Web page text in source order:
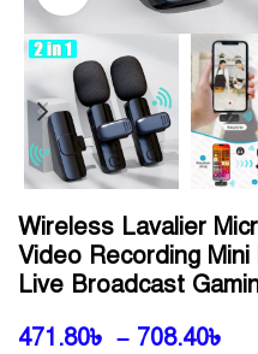
Wireless Lavalier
Video Recording
Live Broadcast
471.80৳ – 708.40৳